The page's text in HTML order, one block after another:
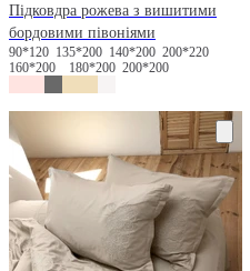
Підковдра рожева з вишитими
бордовими півоніями
90*120 135*200 140*200 200*220
160*200
180*200 200*200